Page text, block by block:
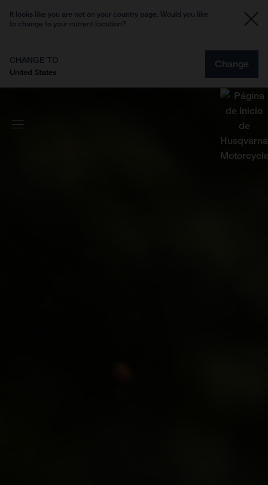
It looks like you are not on your country page. Would you like
to change to your current location?
CHANGE TO
United States
Change